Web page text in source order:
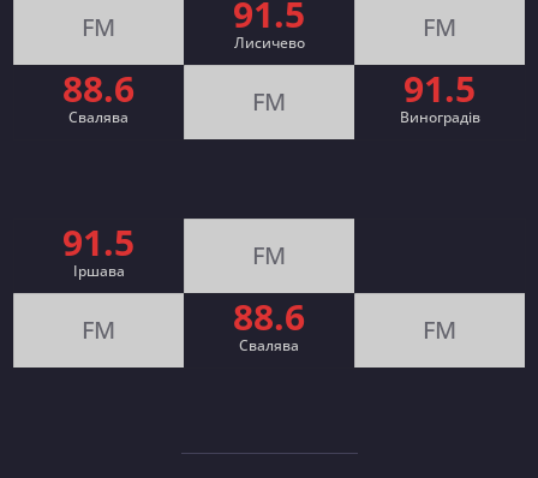
FM 91.5
Лисичево FM
88.6
Свалява FM 91.5
Виноградів
91.5
Іршава FM
FM 88.6
Cвалява FM